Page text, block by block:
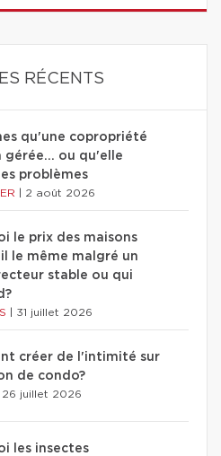
RÉCENTS
qu'une copropriété
gérée… ou qu'elle
problèmes
2 août 2026
le prix des maisons
le même malgré un
stable ou qui
31 juillet 2026
créer de l'intimité sur
de condo?
26 juillet 2026
les insectes